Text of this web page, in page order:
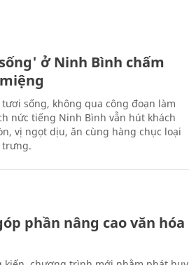
ở Ninh Bình chấm
sống, không qua công đoạn làm
nức tiếng Ninh Bình vẫn hút khách
vị ngọt dịu, ăn cùng hàng chục loại
trưng.
phần nâng cao văn hóa